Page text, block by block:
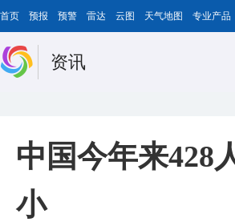
首页 预报 预警 雷达 云图 天气地图 专业产品
资讯
中国今年来428
小